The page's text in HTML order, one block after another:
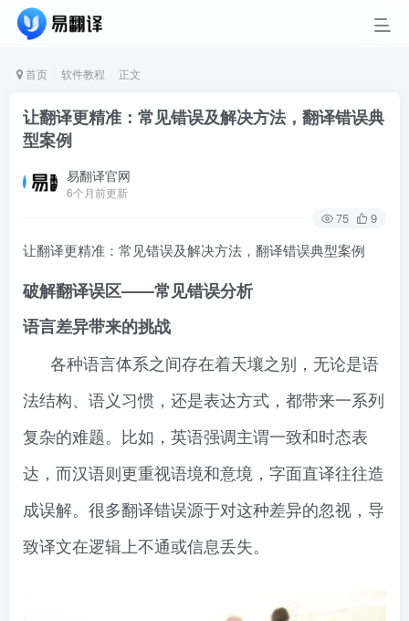
首页 软件教程 正文
让翻译更精准：常见错误及解决方法，翻译错误典
型案例
易翻译官网
6个月前更新
75 9
让翻译更精准：常见错误及解决方法，翻译错误典型案例
破解翻译误区——常见错误分析
语言差异带来的挑战
各种语言体系之间存在着天壤之别，无论是语
法结构、语义习惯，还是表达方式，都带来一系列
复杂的难题。比如，英语强调主谓一致和时态表
达，而汉语则更重视语境和意境，字面直译往往造
成误解。很多翻译错误源于对这种差异的忽视，导
致译文在逻辑上不通或信息丢失。